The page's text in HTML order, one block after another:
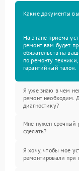
Какие документы
На этапе приема
ремонт вам будет
обязательств на
по ремонту
гарантийный талон.
Я уже знаю в чем
ремонт необходим.
диагностику?
Мне нужен срочный
сделать?
Я хочу, чтобы мое
ремонтировали при